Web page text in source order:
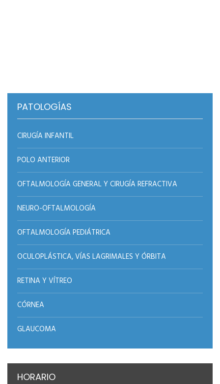
PATOLOGÍAS
CIRUGÍA INFANTIL
POLO ANTERIOR
OFTALMOLOGÍA GENERAL Y CIRUGÍA REFRACTIVA
NEURO-OFTALMOLOGÍA
OFTALMOLOGÍA PEDIÁTRICA
OCULOPLÁSTICA, VÍAS LAGRIMALES Y ÓRBITA
RETINA Y VÍTREO
CÓRNEA
GLAUCOMA
HORARIO